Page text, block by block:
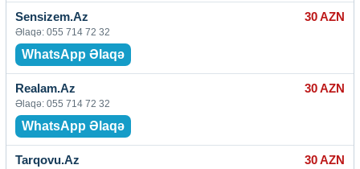
Sensizem.Az 30 AZN
Əlaqə: 055 714 72 32
WhatsApp Əlaqə
Realam.Az 30 AZN
Əlaqə: 055 714 72 32
WhatsApp Əlaqə
Tarqovu.Az 30 AZN